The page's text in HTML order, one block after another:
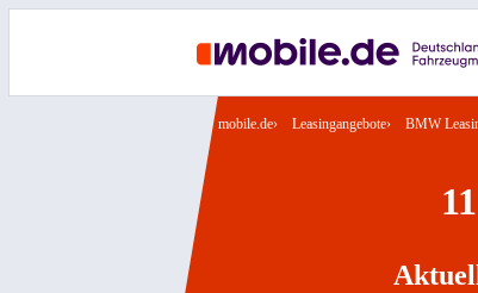
mobile.de Leasingangebote BMW